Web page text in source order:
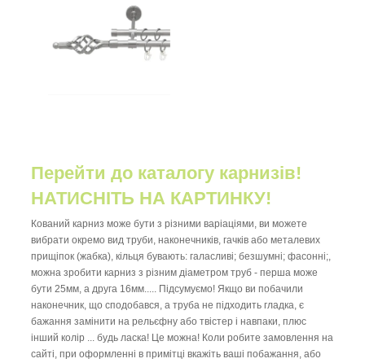
Перейти до каталогу карнизів!
НАТИСНІТЬ НА КАРТИНКУ!
Кований карниз може бути з різними варіаціями, ви можете
вибрати окремо вид труби, наконечників, гачків або металевих
прищіпок (жабка), кільця бувають: галасливі; безшумні; фасонні;,
можна зробити карниз з різним діаметром труб - перша може
бути 25мм, а друга 16мм..... Підсумуємо! Якщо ви побачили
наконечник, що сподобався, а труба не підходить гладка, є
бажання замінити на рельєфну або твістер і навпаки, плюс
інший колір ... будь ласка! Це можна! Коли робите замовлення на
сайті, при оформленні в примітці вкажіть ваші побажання, або